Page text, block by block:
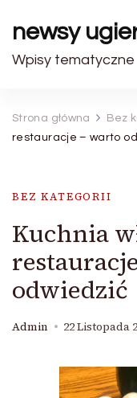
newsy
Wpisy tematyczne
Strona główna Bez
restauracje – warto
BEZ KATEGORII
Kuchnia
odwiedzić
Admin 22 Listopada